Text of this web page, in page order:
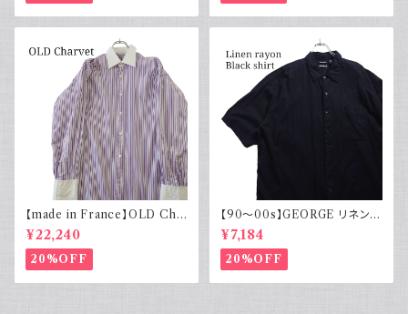
【made in France】OLD Cha
rvet ストライプ 切り替え 紫
¥22,240
20%OFF
【90～00s】GEORGE リネンレ
ーヨンシャツ 黒 ボックスシルエ
ット XL
¥7,184
20%OFF